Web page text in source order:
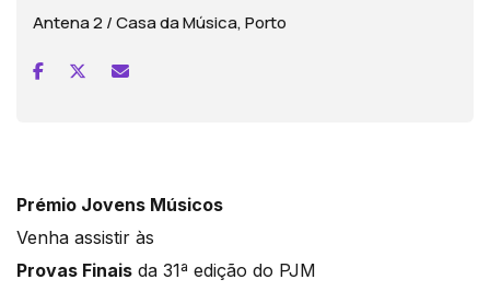
Antena 2 / Casa da Música, Porto
Prémio Jovens Músicos
Venha assistir às
Provas Finais da 31ª edição do PJM